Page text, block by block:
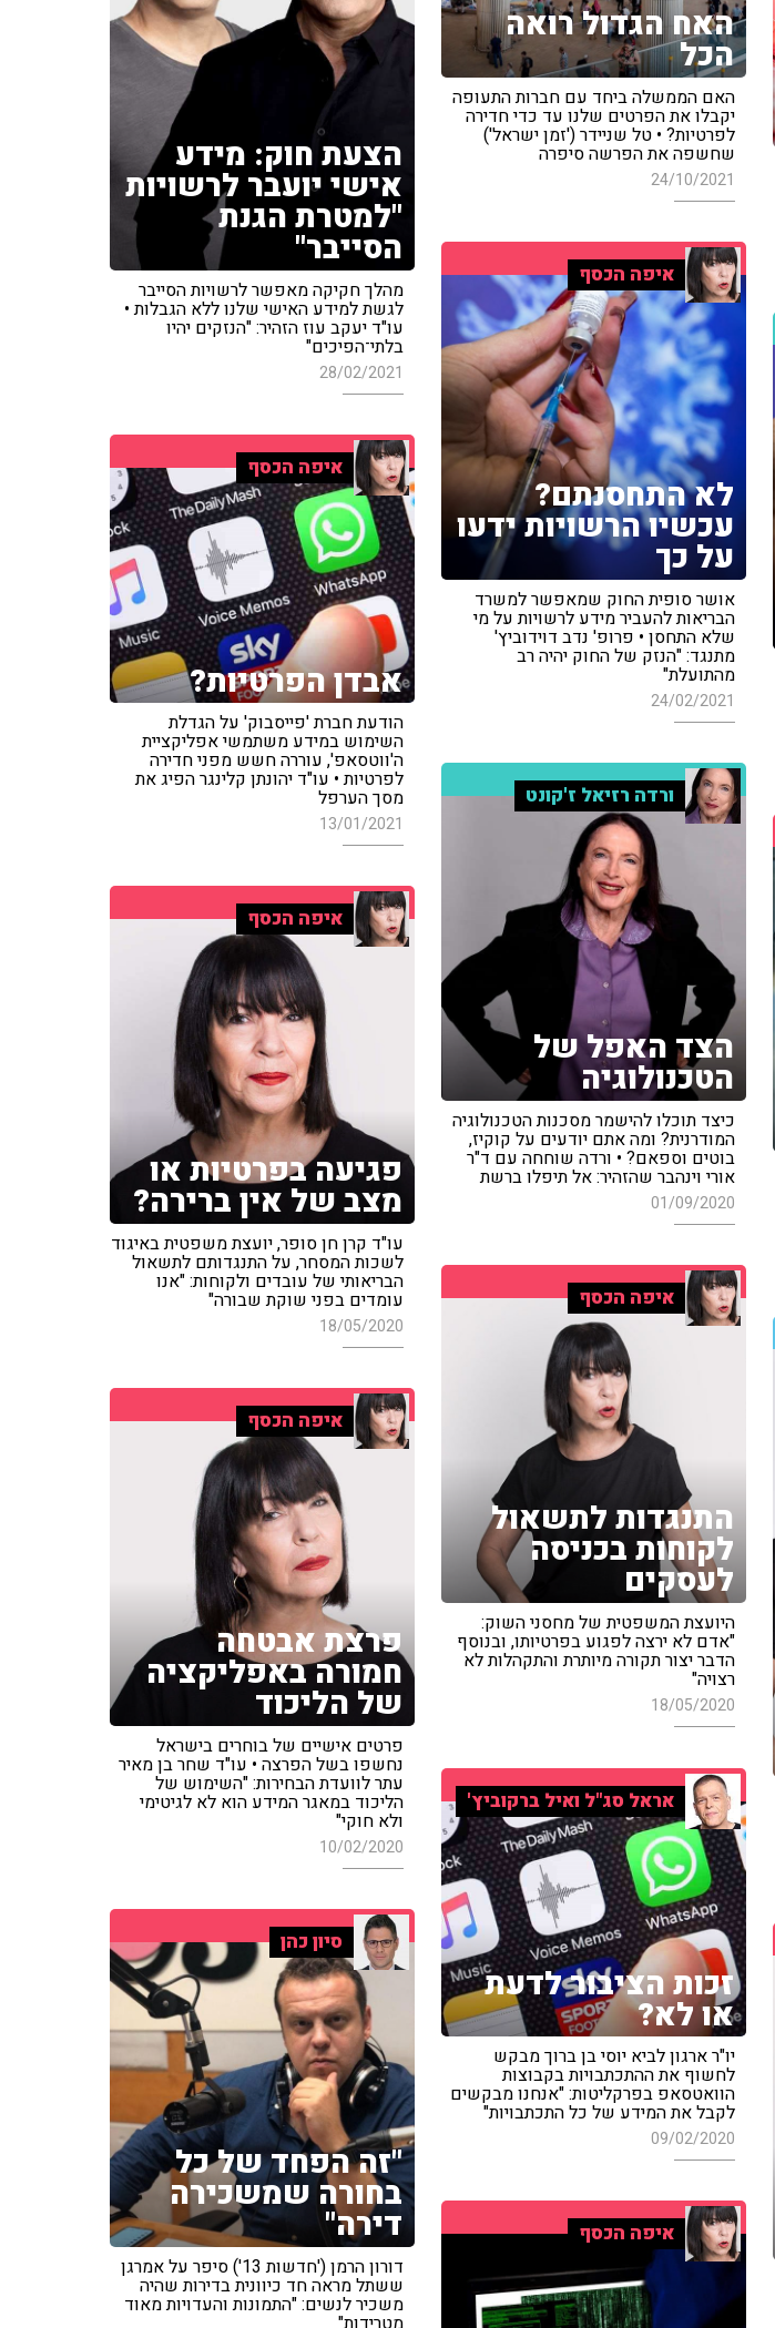
האח הגדול רואה
הכל
האם הממשלה ביחד עם חברות התעופה
יקבלו את הפרטים שלנו עד כדי חדירה
לפרטיות? • טל שניידר ('זמן ישראל')
שחשפה את הפרשה סיפרה
24/10/2021
הצעת חוק: מידע
אישי יועבר לרשויות
"למטרת הגנת
הסייבר"
מהלך חקיקה מאפשר לרשויות הסייבר
לגשת למידע האישי שלנו ללא הגבלות •
עו"ד יעקב עוז הזהיר: "הנזקים יהיו
בלתי־הפיכים"
28/02/2021
איפה הכסף
לא התחסנתם?
עכשיו הרשויות ידעו
על כך
אושר סופית החוק שמאפשר למשרד
הבריאות להעביר מידע לרשויות על מי
שלא התחסן • פרופ' נדב דוידוביץ'
מתנגד: "הנזק של החוק יהיה רב
מהתועלת"
24/02/2021
איפה הכסף
אבדן הפרטיות?
הודעת חברת 'פייסבוק' על הגדלת
השימוש במידע משתמשי אפליקציית
ה'ווטסאפ', עוררה חשש מפני חדירה
לפרטיות • עו"ד יהונתן קלינגר הפיג את
מסך הערפל
13/01/2021
ורדה רזיאל ז'קונט
הצד האפל של
הטכנולוגיה
כיצד תוכלו להישמר מסכנות הטכנולוגיה
המודרנית? ומה אתם יודעים על קוקיז,
בוטים וספאם? • ורדה שוחחה עם ד"ר
אורי וינהבר שהזהיר: אל תיפלו ברשת
01/09/2020
איפה הכסף
פגיעה בפרטיות או
מצב של אין ברירה?
עו"ד קרן חן סופר, יועצת משפטית באיגוד
לשכות המסחר, על התנגדותם לתשאול
הבריאותי של עובדים ולקוחות: "אנו
עומדים בפני שוקת שבורה"
18/05/2020
איפה הכסף
התנגדות לתשאול
לקוחות בכניסה
לעסקים
היועצת המשפטית של מחסני השוק:
"אדם לא ירצה לפגוע בפרטיותו, ובנוסף
הדבר יצור תקורה מיותרת והתקהלות לא
רצויה"
18/05/2020
איפה הכסף
פרצת אבטחה
חמורה באפליקציה
של הליכוד
פרטים אישיים של בוחרים בישראל
נחשפו בשל הפרצה • עו"ד שחר בן מאיר
עתר לוועדת הבחירות: "השימוש של
הליכוד במאגר המידע הוא לא לגיטימי
ולא חוקי"
10/02/2020
אראל סג"ל ואיל ברקוביץ'
זכות הציבור לדעת
או לא?
יו"ר ארגון לביא יוסי בן ברוך מבקש
לחשוף את ההתכתבויות בקבוצות
הוואטסאפ בפרקליטות: "אנחנו מבקשים
לקבל את המידע של כל התכתבויות"
09/02/2020
סיון כהן
"זה הפחד של כל
בחורה שמשכירה
דירה"
דורון הרמן ('חדשות 13') סיפר על אמרגן
ששתל מראה חד כיוונית בדירות שהיה
משכיר לנשים: "התמונות והעדויות מאוד
איפה הכסף